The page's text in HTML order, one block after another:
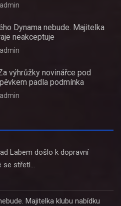
admin
Dynama nebude. Majitelka
neakceptuje
admin
výhrůžky novinářce pod
padla podmínka
admin
Labem došlo k dopravní
se střetl…
Majitelka klubu nabídku